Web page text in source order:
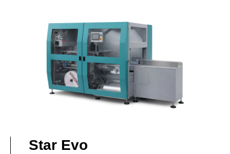
Star Evo